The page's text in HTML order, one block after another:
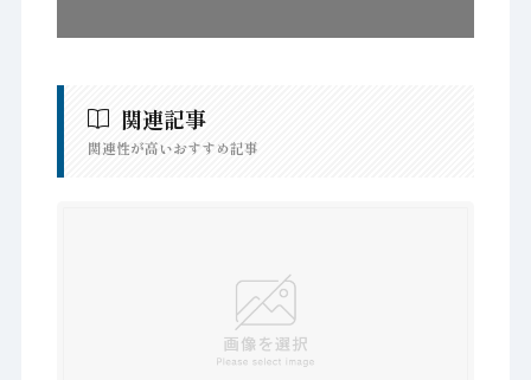
関連記事
関連性が高いおすすめ記事